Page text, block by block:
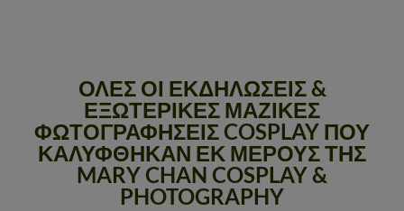
ΟΛΕΣ ΟΙ ΕΚΔΗΛΩΣΕΙΣ &
ΕΞΩΤΕΡΙΚΕΣ ΜΑΖΙΚΕΣ
ΦΩΤΟΓΡΑΦΗΣΕΙΣ COSPLAY ΠΟΥ
ΚΑΛΥΦΘΗΚΑΝ ΕΚ ΜΕΡΟΥΣ ΤΗΣ
MARY CHAN COSPLAY &
PHOTOGRAPHY